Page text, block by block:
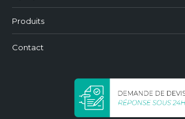
Produits
Contact